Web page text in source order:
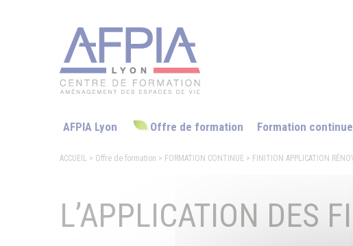
AFPIA Lyon Offre de formation Formation continue
ACCUEIL > Offre de formation > FORMATION CONTINUE > FINITION APPLICATION
L’APPLICATION DES